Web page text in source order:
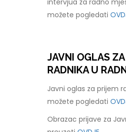
intervjua za radno
možete pogledati
JAVNI OGLAS ZA
RADNIKA U
Javni oglas za prijem
možete pogledati
Obrazac prijave za